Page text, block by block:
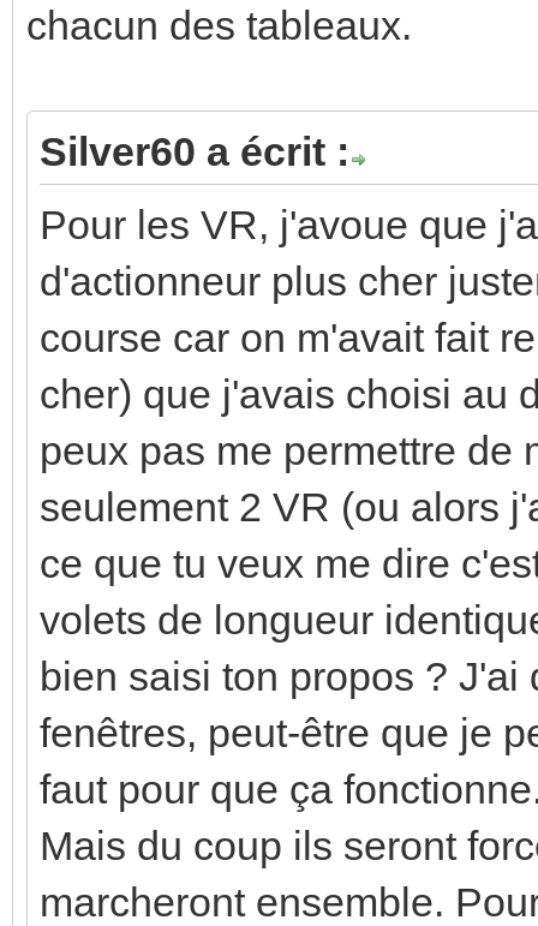
chacun des tableaux.
Silver60 a écrit :
Pour les VR, j'avoue que
d'actionneur plus cher
course car on m'avait fait
cher) que j'avais choisi au
peux pas me permettre de
seulement 2 VR (ou alors
ce que tu veux me dire
volets de longueur
bien saisi ton propos ?
fenêtres, peut-être que je
faut pour que ça
Mais du coup ils seront
marcheront ensemble.